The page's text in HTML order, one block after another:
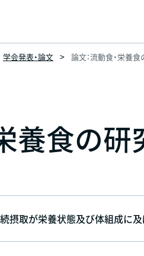
学会発表・論文 論文：流動食・栄養食
養食の研
摂取が栄養状態及び体組成に及